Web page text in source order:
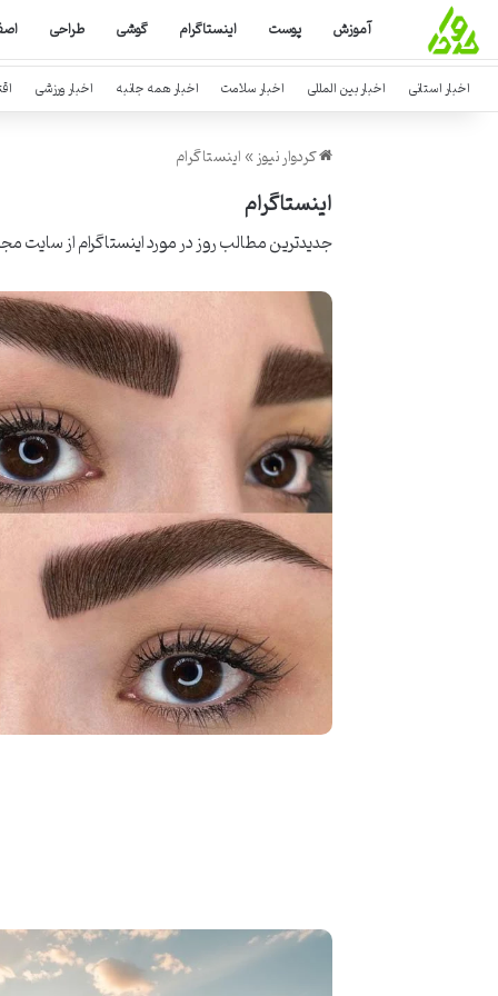
آموزش پوست اینستاگرام گوشی طراحی
اخبار استانی اخبار بین المللی اخبار سلامت اخبار همه جانبه اخبار ورزشی
کردوار نیوز»اینستاگرام
اینستاگرام
جدیدترین مطالب روز در مورد اینستاگرام ازسایت